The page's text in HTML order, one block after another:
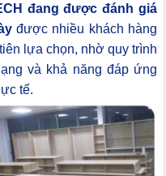
đang được đánh giá
được nhiều khách hàng
lựa chọn, nhờ quy trình
và khả năng đáp ứng
tế.